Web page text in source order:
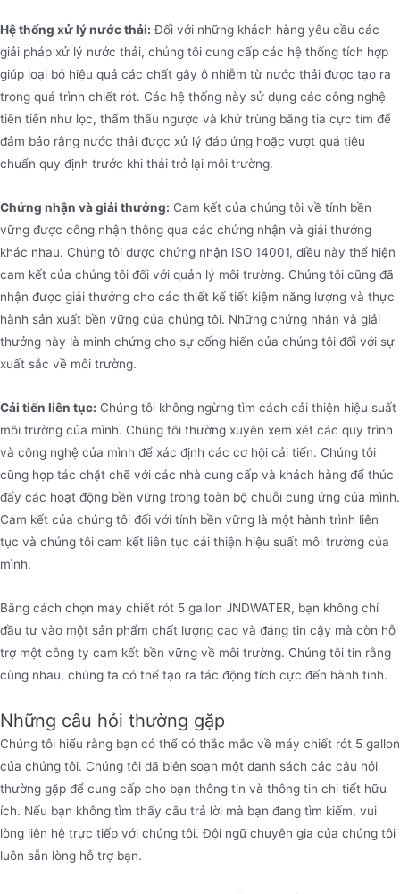
Hệ thống xử lý nước thải: Đối với những khách hàng yêu cầu các
giải pháp xử lý nước thải, chúng tôi cung cấp các hệ thống tích hợp
giúp loại bỏ hiệu quả các chất gây ô nhiễm từ nước thải được tạo ra
trong quá trình chiết rót. Các hệ thống này sử dụng các công nghệ
tiên tiến như lọc, thẩm thấu ngược và khử trùng bằng tia cực tím để
đảm bảo rằng nước thải được xử lý đáp ứng hoặc vượt quá tiêu
chuẩn quy định trước khi thải trở lại môi trường.
Chứng nhận và giải thưởng: Cam kết của chúng tôi về tính bền
vững được công nhận thông qua các chứng nhận và giải thưởng
khác nhau. Chúng tôi được chứng nhận ISO 14001, điều này thể hiện
cam kết của chúng tôi đối với quản lý môi trường. Chúng tôi cũng đã
nhận được giải thưởng cho các thiết kế tiết kiệm năng lượng và thực
hành sản xuất bền vững của chúng tôi. Những chứng nhận và giải
thưởng này là minh chứng cho sự cống hiến của chúng tôi đối với sự
xuất sắc về môi trường.
Cải tiến liên tục: Chúng tôi không ngừng tìm cách cải thiện hiệu suất
môi trường của mình. Chúng tôi thường xuyên xem xét các quy trình
và công nghệ của mình để xác định các cơ hội cải tiến. Chúng tôi
cũng hợp tác chặt chẽ với các nhà cung cấp và khách hàng để thúc
đẩy các hoạt động bền vững trong toàn bộ chuỗi cung ứng của mình.
Cam kết của chúng tôi đối với tính bền vững là một hành trình liên
tục và chúng tôi cam kết liên tục cải thiện hiệu suất môi trường của
mình.
Bằng cách chọn máy chiết rót 5 gallon JNDWATER, bạn không chỉ
đầu tư vào một sản phẩm chất lượng cao và đáng tin cậy mà còn hỗ
trợ một công ty cam kết bền vững về môi trường. Chúng tôi tin rằng
cùng nhau, chúng ta có thể tạo ra tác động tích cực đến hành tinh.
Những câu hỏi thường gặp
Chúng tôi hiểu rằng bạn có thể có thắc mắc về máy chiết rót 5 gallon
của chúng tôi. Chúng tôi đã biên soạn một danh sách các câu hỏi
thường gặp để cung cấp cho bạn thông tin và thông tin chi tiết hữu
ích. Nếu bạn không tìm thấy câu trả lời mà bạn đang tìm kiếm, vui
lòng liên hệ trực tiếp với chúng tôi. Đội ngũ chuyên gia của chúng tôi
luôn sẵn lòng hỗ trợ bạn.